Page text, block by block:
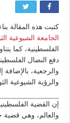
كتبت هذه المقالة
الجامعة الشيوعية الثورية 2024
الفلسطينية، كما
دفع النضال
والرجعية، بالإضافة
والرؤية الشيوعية
إن القضية
والعالم، وهي قضية